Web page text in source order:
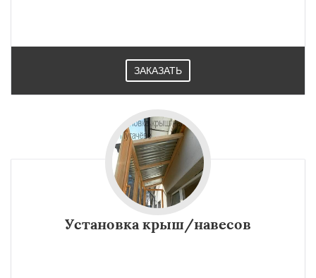
ЗАКАЗАТЬ
Установка крыш/навесов